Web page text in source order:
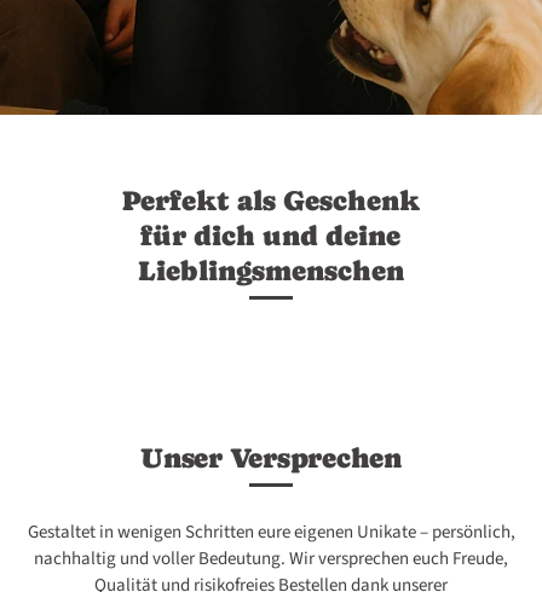
Perfekt als Geschenk
für dich und deine
Lieblingsmenschen
Unser Versprechen
Gestaltet in wenigen Schritten eure eigenen Unikate – persönlich,
nachhaltig und voller Bedeutung. Wir versprechen euch Freude,
Qualität und risikofreies Bestellen dank unserer